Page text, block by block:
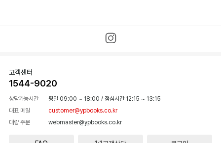
고객센터
1544-9020
상담가능시간 평일 09:00 ~ 18:00 / 점심시간 12:15 ~ 13:15
대표 메일
customer@ypbooks.co.kr
대량 주문
webmaster@ypbooks.co.kr